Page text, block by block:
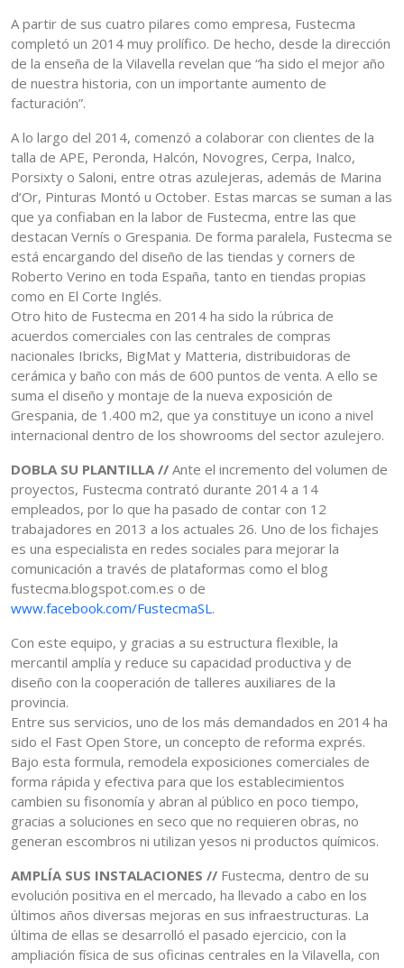
A partir de sus cuatro pilares como empresa, Fustecma
completó un 2014 muy prolífico. De hecho, desde la dirección
de la enseña de la Vilavella revelan que “ha sido el mejor año
de nuestra historia, con un importante aumento de
facturación”.
A lo largo del 2014, comenzó a colaborar con clientes de la
talla de APE, Peronda, Halcón, Novogres, Cerpa, Inalco,
Porsixty o Saloni, entre otras azulejeras, además de Marina
d’Or, Pinturas Montó u October. Estas marcas se suman a las
que ya confiaban en la labor de Fustecma, entre las que
destacan Vernís o Grespania. De forma paralela, Fustecma se
está encargando del diseño de las tiendas y corners de
Roberto Verino en toda España, tanto en tiendas propias
como en El Corte Inglés.
Otro hito de Fustecma en 2014 ha sido la rúbrica de
acuerdos comerciales con las centrales de compras
nacionales Ibricks, BigMat y Matteria, distribuidoras de
cerámica y baño con más de 600 puntos de venta. A ello se
suma el diseño y montaje de la nueva exposición de
Grespania, de 1.400 m2, que ya constituye un icono a nivel
internacional dentro de los showrooms del sector azulejero.
DOBLA SU PLANTILLA // Ante el incremento del volumen de
proyectos, Fustecma contrató durante 2014 a 14
empleados, por lo que ha pasado de contar con 12
trabajadores en 2013 a los actuales 26. Uno de los fichajes
es una especialista en redes sociales para mejorar la
comunicación a través de plataformas como el blog
fustecma.blogspot.com.es o de
www.facebook.com/FustecmaSL.
Con este equipo, y gracias a su estructura flexible, la
mercantil amplía y reduce su capacidad productiva y de
diseño con la cooperación de talleres auxiliares de la
provincia.
Entre sus servicios, uno de los más demandados en 2014 ha
sido el Fast Open Store, un concepto de reforma exprés.
Bajo esta formula, remodela exposiciones comerciales de
forma rápida y efectiva para que los establecimientos
cambien su fisonomía y abran al público en poco tiempo,
gracias a soluciones en seco que no requieren obras, no
generan escombros ni utilizan yesos ni productos químicos.
AMPLÍA SUS INSTALACIONES // Fustecma, dentro de su
evolución positiva en el mercado, ha llevado a cabo en los
últimos años diversas mejoras en sus infraestructuras. La
última de ellas se desarrolló el pasado ejercicio, con la
ampliación física de sus oficinas centrales en la Vilavella, con